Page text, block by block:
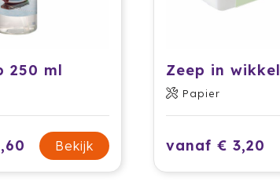
250 ml
Bekijk
Zeep in wikkel
Papier
vanaf € 3,20